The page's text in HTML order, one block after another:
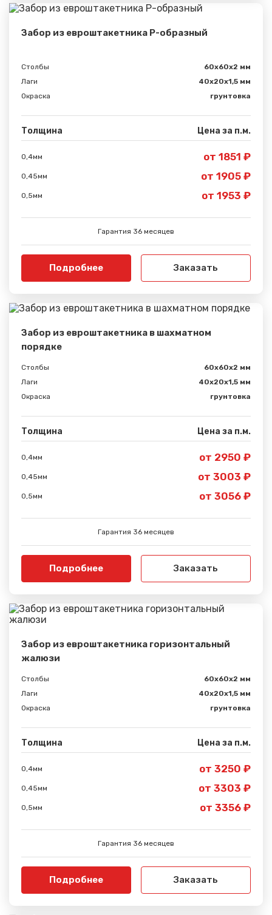
Забор из евроштакетника Р-образный
Столбы
60х60х2 мм
Лаги
40х20х1,5 мм
Окраска
грунтовка
Толщина Цена за п.м.
0,4мм от 1851 ₽
0,45мм от 1905 ₽
0,5мм от 1953 ₽
Гарантия 36 месяцев
Подробнее Заказать
Забор из евроштакетника в шахматном
порядке
Столбы
60х60х2 мм
Лаги
40х20х1,5 мм
Окраска
грунтовка
Толщина Цена за п.м.
0,4мм от 2950 ₽
0,45мм от 3003 ₽
0,5мм от 3056 ₽
Гарантия 36 месяцев
Подробнее Заказать
Забор из евроштакетника горизонтальный
жалюзи
Столбы
60х60х2 мм
Лаги
40х20х1,5 мм
Окраска
грунтовка
Толщина Цена за п.м.
0,4мм от 3250 ₽
0,45мм от 3303 ₽
0,5мм от 3356 ₽
Гарантия 36 месяцев
Подробнее Заказать
Сообщение успешно
Спасибо за обращение, наш специалист свяжется с